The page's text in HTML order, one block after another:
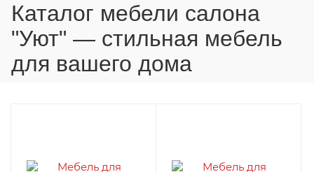
Каталог мебели салона
"Уют" — стильная мебель
для вашего дома